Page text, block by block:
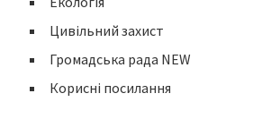
Цивільний захист
Громадська рада NEW
Корисні посилання